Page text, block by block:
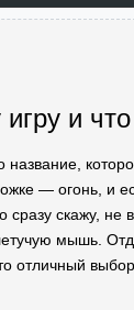
и
— огонь, и
скажу, не
мышь.
отличный